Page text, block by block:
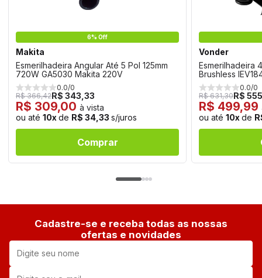
6% Off
Makita
Esmerilhadeira Angular Até 5 Pol 125mm
720W GA5030 Makita 220V
0.0/0
R$ 366,42R$ 343,33
R$ 309,00 à vista
ou até 10x de R$ 34,33 s/juros
Comprar
Vonder
Esmerilhadeira
Brushless
0.0/0
R$ 631,30R$
R$ 499,99
ou até 10x de
Cadastre-se e receba todas as nossas
ofertas e novidades